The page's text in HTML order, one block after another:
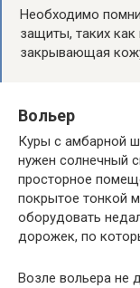
Необходимо
защиты, таких
закрывающая
Вольер
Куры с амбарной
нужен солнечный
просторное
покрытое тонкой
оборудовать
дорожек, по
Возле вольера не